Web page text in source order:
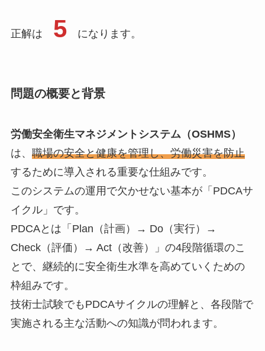
正解は 5 になります。
問題の概要と背景
労働安全衛生マネジメントシステム（OSHMS）
は、 職場の安全と健康を管理し、労働災害を防止
するために導入される重要な仕組みです。
このシステムの運用で欠かせない基本が「PDCAサ
イクル」です。
PDCAとは「Plan（計画）→ Do（実行）→
Check（評価）→ Act（改善）」の4段階循環のこ
とで、継続的に安全衛生水準を高めていくための
枠組みです。
技術士試験でもPDCAサイクルの理解と、各段階で
実施される主な活動への知識が問われます。